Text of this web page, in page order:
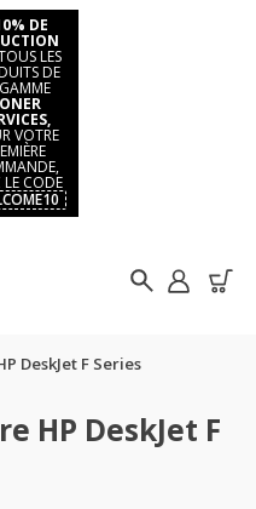
DE
LES
DE
VOTRE
LE CODE
DeskJet F Series
HP DeskJet F